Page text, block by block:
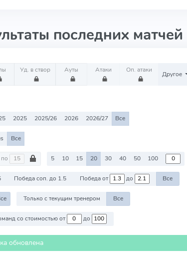
последних матчей
Уд. в створ Ауты Атаки Оп. атаки
Другое
2025 2025/26 2026 2026/27 Все
Все
по 5 10 15 20 30 40 50 100
Победа соп. до 1.5 Победа от до Все
Только с текущим тренером Все
Против команд со стоимостью от до
обновлена